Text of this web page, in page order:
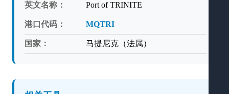
英文名称： Port of TRINITE
港口代码： MQTRI
国家： 马提尼克（法属）